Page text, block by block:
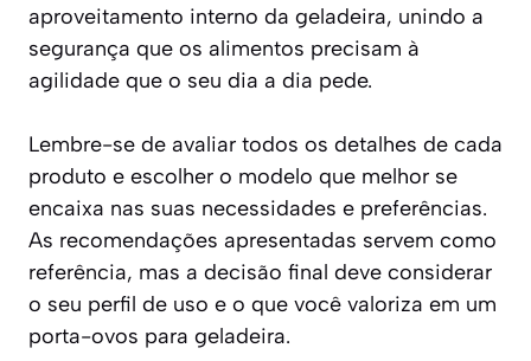
aproveitamento interno da geladeira, unindo a
segurança que os alimentos precisam à
agilidade que o seu dia a dia pede.
Lembre-se de avaliar todos os detalhes de cada
produto e escolher o modelo que melhor se
encaixa nas suas necessidades e preferências.
As recomendações apresentadas servem como
referência, mas a decisão final deve considerar
o seu perfil de uso e o que você valoriza em um
porta-ovos para geladeira.